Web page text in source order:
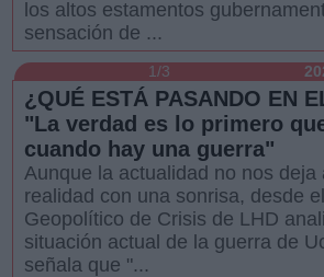
los altos estamentos
sensación de ...
1/3
¿QUÉ ESTÁ PASANDO EN
"La verdad es lo primero
cuando hay una guerra"
Aunque la actualidad no nos deja
realidad con una sonrisa, desde
Geopolítico de Crisis de LHD
situación actual de la guerra de
señala que "...